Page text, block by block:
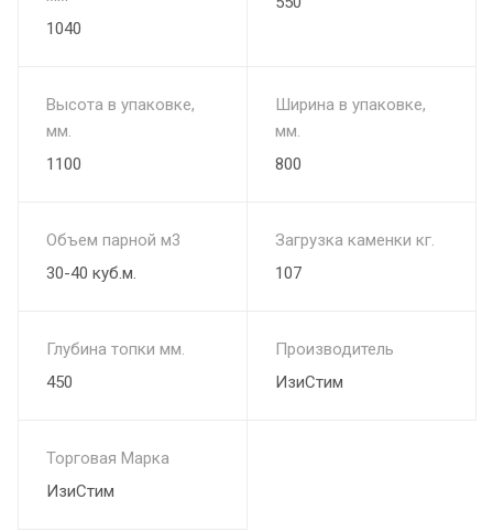
1040
Высота в упаковке,
мм.
1100
Ширина в упаковке,
мм.
800
Объем парной м3
30-40 куб.м.
Загрузка каменки кг.
107
Глубина топки мм.
450
Производитель
ИзиСтим
Торговая Марка
ИзиСтим